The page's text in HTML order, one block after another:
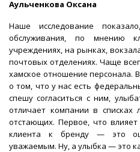
Аульченкова Оксана
Наше исследование
обслуживания, по мнению
учреждениях, на рынках,
почтовых отделениях. Чаще
хамское отношение персонала.
о том, что у нас есть
спешу согласиться с ним,
отличает компании в
отстающих. Первое, что
клиента к бренду — это
уважаемым. Ну, а улыбка — это